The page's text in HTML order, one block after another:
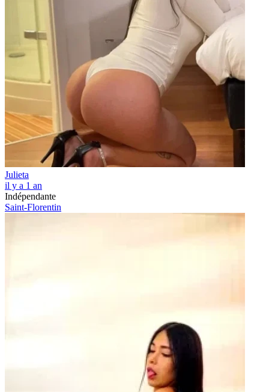
Julieta
il y a 1 an
Indépendante
Saint-Florentin